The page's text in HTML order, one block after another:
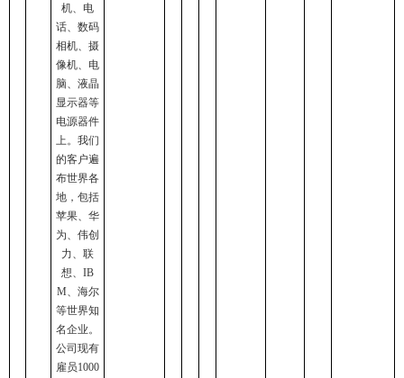
机、电
话、数码
相机、摄
像机、电
脑、液晶
显示器等
电源器件
上。我们
的客户遍
布世界各
地，包括
苹果、华
为、伟创
力、联
想、IB
M、海尔
等世界知
名企业。
公司现有
雇员1000